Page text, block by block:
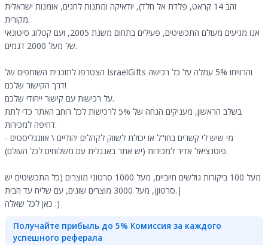
זהב 14 קראט, פלדת אל חלד), יודאיקה ומתנות לחגים, אומנות ישראלית
מקורית.
אנו מגיעים מעולם התכשיטים, פעילים בתחום משנת 2005, ועם קטלוג סיטונאי
של מעל 2000 דגמים.
הצטרפו לתוכנית השותפים של IsraelGifts והרוויחו 5% עמלה על כל רכישה
דרך הקישור שלכם!
על רכישות עם קישור ייחודי שלכם.
בשלב הראשון, מעניקים הנחה של 5% לרכישות לכל רוחב האתר כדי לתת
דחיפה למכירות.
מי שיש לי קשרים בחו"ל או יכולת לשווק לקהלים יהודיים \ אוונגליסטים -
פוטנציאל אדיר למכירות (יש אתר באנגלית עם משלוחים לכל העולם).
מעל 100 ביקורות גולשים חיוביים, מעל 1000 סרטוני מוצרים (כל התכשיטים יש
סרטון), מעל 3000 מוצרים שונים, עם שליח עד הבית.|
כאן לכל שאלה :)
Получайте прибыль до 5% Комиссия за каждого
успешного реферала